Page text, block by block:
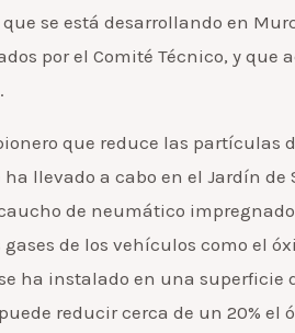
se está desarrollando en
por el Comité Técnico, y
pionero que reduce las
ha llevado a cabo en el Jardín
de neumático
de los vehículos como el
ha instalado en una
reducir cerca de un 20%